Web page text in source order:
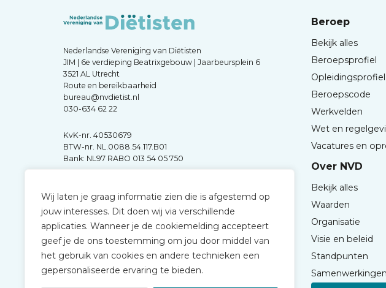
Wij laten je graag informatie zien die is afgestemd op
jouw interesses. Dit doen wij via verschillende
applicaties. Wanneer je de cookiemelding accepteert
geef je de ons toestemming om jou door middel van
het gebruik van cookies en andere technieken een
gepersonaliseerde ervaring te bieden.
Nederlandse Vereniging van Diëtisten
JIM | 6e verdieping Beatrixgebouw | Jaarbeursplein 6
3521 AL Utrecht
Route en bereikbaarheid
bureau@nvdietist.nl
030-634 62 22
KvK-nr. 40530679
BTW-nr. NL.0088.54.117.B01
Bank: NL97 RABO 013 54 05 750
Beroep
Bekijk alles
Beroepsprofiel
Opleidingsprofiel
Beroepscode
Werkvelden
Wet en
Vacatures en
Over NVD
Bekijk alles
Waarden
Organisatie
Visie en beleid
Standpunten
Samenwerkingen